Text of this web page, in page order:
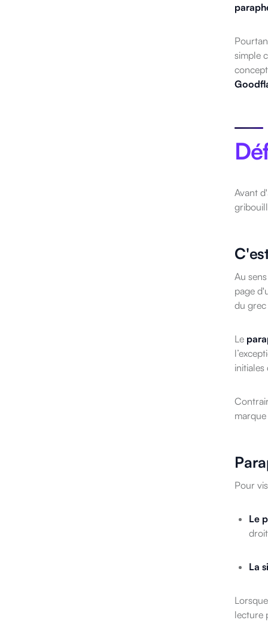
simple
Avant
Au
page
du grec
Le
Pour
Le
La
lecture